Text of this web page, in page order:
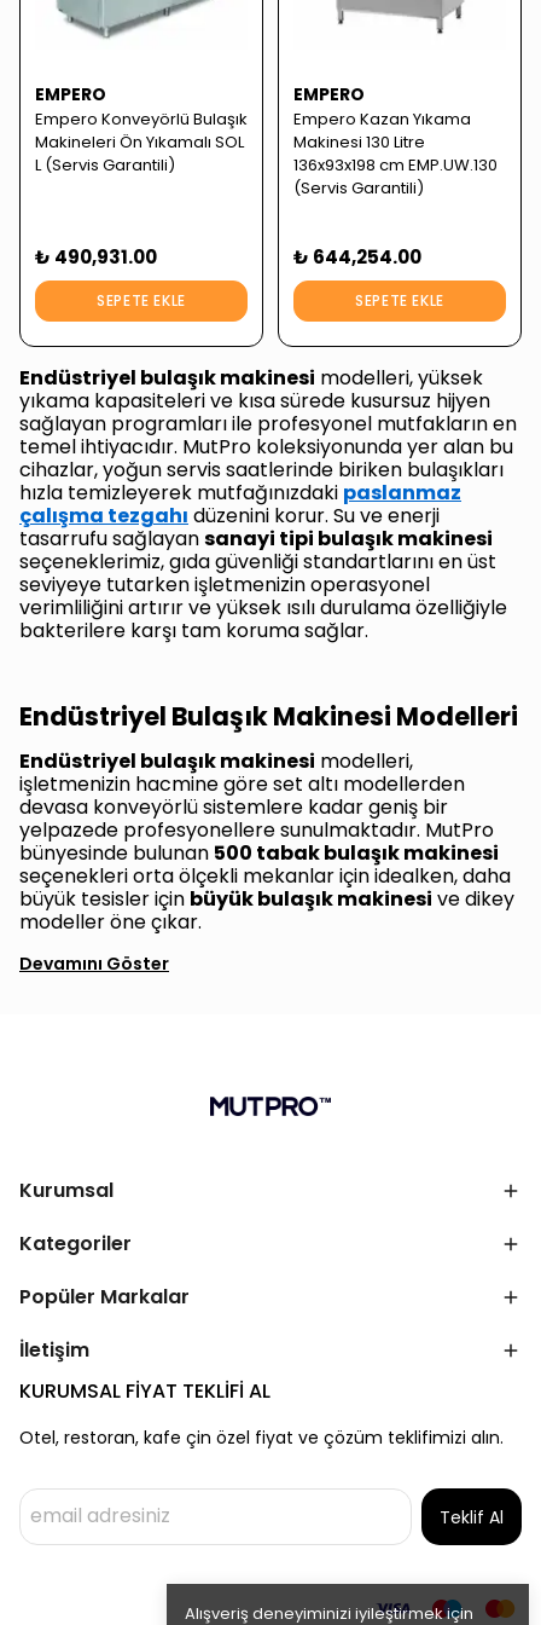
Alışveriş deneyiminizi iyileştirmek için
EMPERO
Empero Konveyörlü Bulaşık
Makineleri Ön Yıkamalı SOL
L (Servis Garantili)
₺ 490,931.00
SEPETE EKLE
EMPERO
Empero Kazan Yıkama
Makinesi 130 Litre
136x93x198 cm EMP.UW.130
(Servis Garantili)
₺ 644,254.00
SEPETE EKLE
Endüstriyel bulaşık makinesi modelleri, yüksek
yıkama kapasiteleri ve kısa sürede kusursuz hijyen
sağlayan programları ile profesyonel mutfakların en
temel ihtiyacıdır. MutPro koleksiyonunda yer alan bu
cihazlar, yoğun servis saatlerinde biriken bulaşıkları
hızla temizleyerek mutfağınızdaki paslanmaz
çalışma tezgahı düzenini korur. Su ve enerji
tasarrufu sağlayansanayi tipi bulaşık makinesi
seçeneklerimiz, gıda güvenliği standartlarını en üst
seviyeye tutarken işletmenizin operasyonel
verimliliğini artırır ve yüksek ısılı durulama özelliğiyle
bakterilere karşı tam koruma sağlar.
Endüstriyel Bulaşık Makinesi Modelleri
Endüstriyel bulaşık makinesi modelleri,
işletmenizin hacmine göre set altı modellerden
devasa konveyörlü sistemlere kadar geniş bir
yelpazede profesyonellere sunulmaktadır. MutPro
bünyesinde bulunan 500 tabak bulaşık makinesi
seçenekleri orta ölçekli mekanlar için idealken, daha
büyük tesisler için büyük bulaşık makinesi ve dikey
modeller öne çıkar.
Devamını Göster
Kurumsal
Kategoriler
Popüler Markalar
İletişim
KURUMSAL FİYAT TEKLİFİ AL
Otel, restoran, kafe çin özel fiyat ve çözüm teklifimizi alın.
Teklif Al